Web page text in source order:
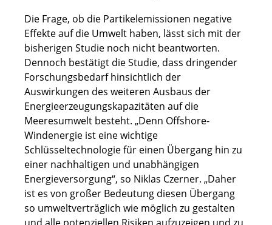
Die Frage, ob die Partikelemissionen negative
Effekte auf die Umwelt haben, lässt sich mit der
bisherigen Studie noch nicht beantworten.
Dennoch bestätigt die Studie, dass dringender
Forschungsbedarf hinsichtlich der
Auswirkungen des weiteren Ausbaus der
Energieerzeugungskapazitäten auf die
Meeresumwelt besteht. „Denn Offshore-
Windenergie ist eine wichtige
Schlüsseltechnologie für einen Übergang hin zu
einer nachhaltigen und unabhängigen
Energieversorgung“, so Niklas Czerner. „Daher
ist es von großer Bedeutung diesen Übergang
so umweltverträglich wie möglich zu gestalten